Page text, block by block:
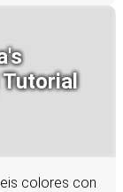
colores con